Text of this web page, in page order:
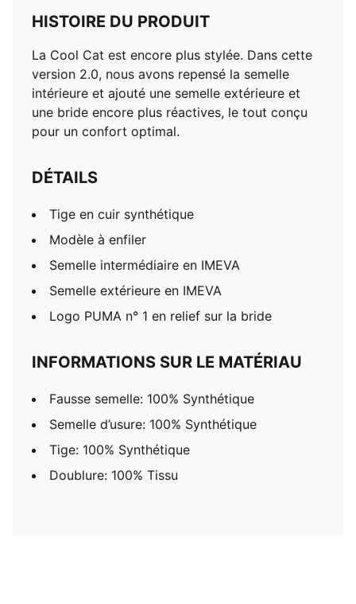
HISTOIRE DU PRODUIT
La Cool Cat est encore plus stylée. Dans cette
version 2.0, nous avons repensé la semelle
intérieure et ajouté une semelle extérieure et
une bride encore plus réactives, le tout conçu
pour un confort optimal.
DÉTAILS
Tige en cuir synthétique
Modèle à enfiler
Semelle intermédiaire en IMEVA
Semelle extérieure en IMEVA
Logo PUMA n° 1 en relief sur la bride
INFORMATIONS SUR LE MATÉRIAU
Fausse semelle: 100% Synthétique
Semelle d’usure: 100% Synthétique
Tige: 100% Synthétique
Doublure: 100% Tissu